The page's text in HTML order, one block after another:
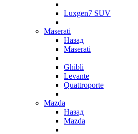
Luxgen7 SUV
Maserati
Назад
Maserati
Ghibli
Levante
Quattroporte
Mazda
Назад
Mazda